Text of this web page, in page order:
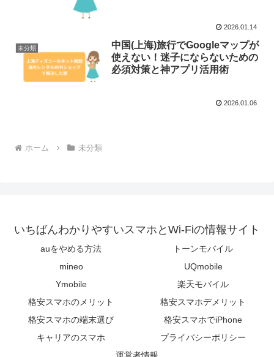
2026.01.14
未分類
中国(上海)旅行でGoogleマップが
使えない！迷子にならないための
必須対策と神アプリ活用術
2026.01.06
ホーム 未分類
いちばんわかりやすいスマホとWi-Fiの情報サイト
auをやめる方法
トーンモバイル
mineo
UQmobile
Ymobile
楽天モバイル
格安スマホのメリット
格安スマホデメリット
格安スマホの端末選び
格安スマホでiPhone
キャリアのスマホ
プライバシーポリシー
運営者情報